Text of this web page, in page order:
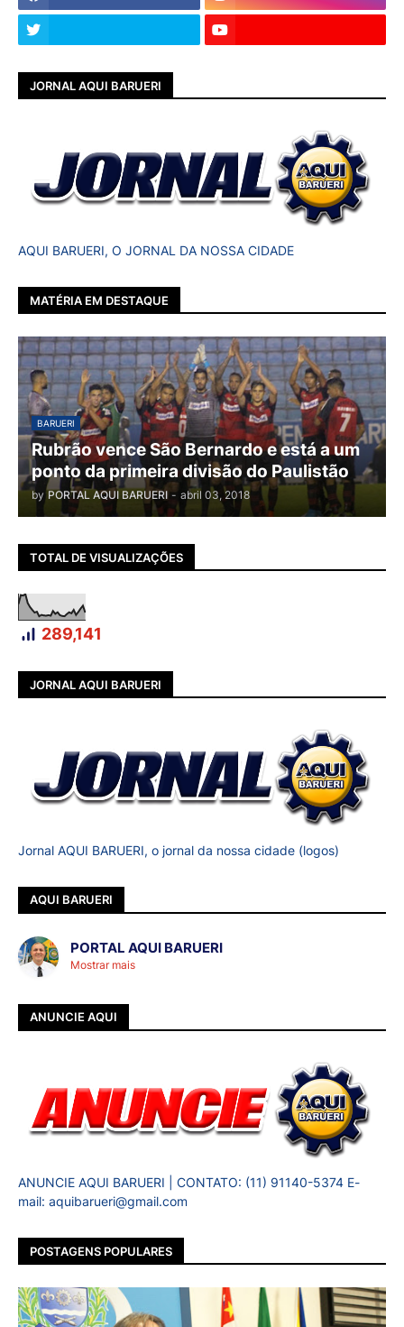
JORNAL AQUI BARUERI
AQUI BARUERI, O JORNAL DA NOSSA CIDADE
MATÉRIA EM DESTAQUE
BARUERI
Rubrão vence São Bernardo e está a um
ponto da primeira divisão do Paulistão
by PORTAL AQUI BARUERI - abril 03, 2018
TOTAL DE VISUALIZAÇÕES
289,141
JORNAL AQUI BARUERI
Jornal AQUI BARUERI, o jornal da nossa cidade (logos)
AQUI BARUERI
PORTAL AQUI BARUERI
Mostrar mais
ANUNCIE AQUI
ANUNCIE AQUI BARUERI | CONTATO: (11) 91140-5374 E-
mail: aquibarueri@gmail.com
POSTAGENS POPULARES